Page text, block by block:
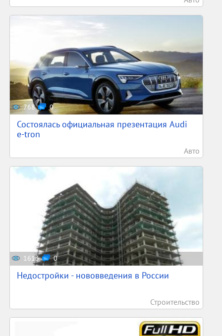
768 0
Состоялась официальная презентация Audi
e-tron
Авто
1613 0
Недостройки - нововведения в России
Строительство